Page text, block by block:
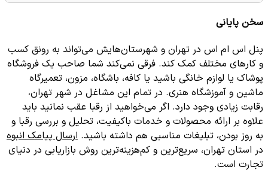
سخن پایانی
پنل اس ام اس در تهران و شهرستان‌هایش می‌تواند به رونق کسب
و کارهای مختلف کمک کند. فرقی نمی‌کند شما صاحب یک فروشگاه
پوشاک یا لوازم خانگی باشید یا کافه، باشگاه، مزون، تعمیرگاه
ماشین و آموزشگاه هنری. در تمام این مشاغل در شهر تهران،
رقابت زیادی وجود دارد. اگر می‌خواهید از رقبا عقب نمانید باید
علاوه بر ارائه محصولات و خدمات باکیفیت، تحلیل و بررسی رقبا و
به روز بودن، تبلیغات مناسبی هم داشته باشید. ارسال پیامک انبوه
در استان تهران، سریع‌ترین و کم‌هزینه‌ترین روش بازاریابی در دنیای
تجارت است.